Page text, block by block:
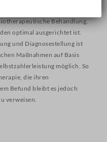
GRUPPE
FÜR
Behandlung,
optimal ausgerichtet ist.
und Diagnosestellung ist
Maßnahmen auf Basis
möglich. So
die ihren
Befund bleibt es jedoch
verweisen.